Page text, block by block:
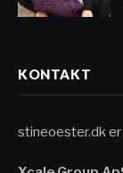
KONTAKT
stineoester.dk er